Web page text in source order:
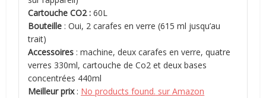
Cartouche CO2 :60L
Bouteille : Oui, 2 carafes en verre (615 ml jusqu’au
trait)
Accessoires : machine, deux carafes en verre, quatre
verres 330ml, cartouche de Co2 et deux bases
concentrées 440ml
Meilleur prix: No products found. sur Amazon